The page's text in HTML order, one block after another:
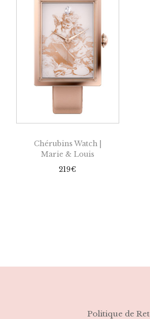
Chérubins Watch |
Marie & Louis
219€
Politique de